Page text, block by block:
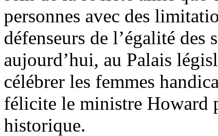
personnes avec des
défenseurs de l’égalité des
aujourd’hui, au Palais
célébrer les femmes
félicite le ministre Howard
historique.